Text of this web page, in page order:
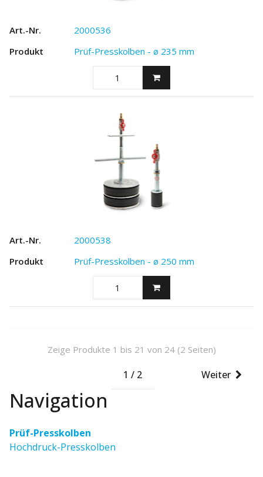
Navigation
Prüf-Presskolben
Hochdruck-Presskolben
2000536
Prüf-Presskolben - ø 235 mm
2000538
Prüf-Presskolben - ø 250 mm
Zeige Produkte 1 bis 21 von 24 (2 Seiten)
1 / 2 Weiter